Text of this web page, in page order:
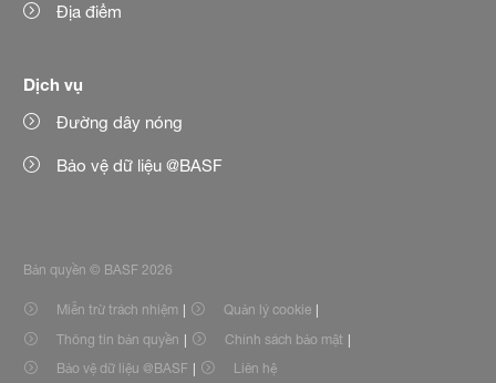
Địa điểm
Dịch vụ
Đường dây nóng
Bảo vệ dữ liệu @BASF
Bản quyền © BASF 2026
Miễn trừ trách nhiệm
Quản lý cookie
Thông tin bản quyền
Chính sách bảo mật
Bảo vệ dữ liệu @BASF
Liên hệ